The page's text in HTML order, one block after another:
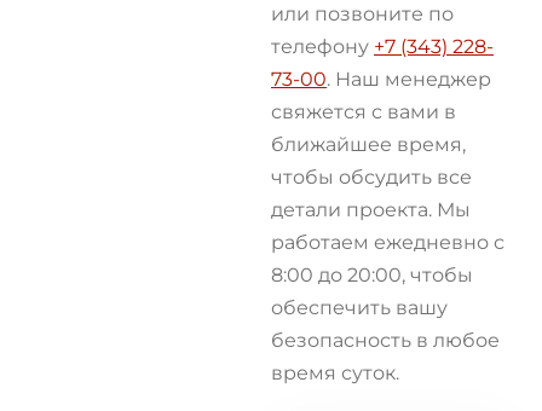
или позвоните по
телефону +7 (343) 228-
73-00. Наш менеджер
свяжется с вами в
ближайшее время,
чтобы обсудить все
детали проекта. Мы
работаем ежедневно с
8:00 до 20:00, чтобы
обеспечить вашу
безопасность в любое
время суток.